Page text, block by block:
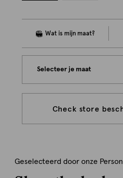
Selecteer je maat
Check store
Geselecteerd door onze